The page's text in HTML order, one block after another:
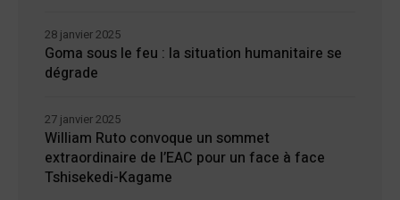
Goma sous le feu : la situation humanitaire se
dégrade
28 janvier 2025
William Ruto convoque un sommet
extraordinaire de l’EAC pour un face à face
Tshisekedi-Kagame
27 janvier 2025